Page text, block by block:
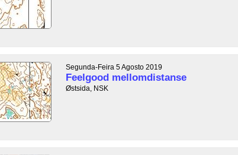
Segunda-Feira 5 Agosto 2019
Feelgood mellomdistanse
Østsida, NSK